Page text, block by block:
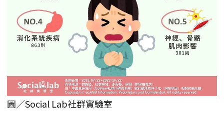
圖／Social Lab社群實驗室